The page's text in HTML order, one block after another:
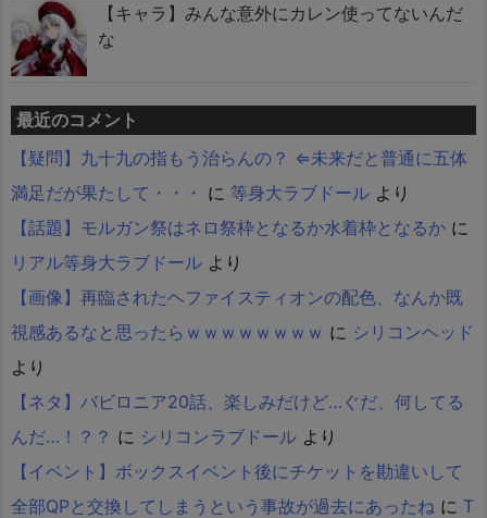
【キャラ】みんな意外にカレン使ってないんだ
な
最近のコメント
【疑問】九十九の指もう治らんの？ ⇐未来だと普通に五体
満足だが果たして・・・ に 等身大ラブドール より
【話題】モルガン祭はネロ祭枠となるか水着枠となるか に
リアル等身大ラブドール より
【画像】再臨されたヘファイスティオンの配色、なんか既
視感あるなと思ったらｗｗｗｗｗｗｗｗ に シリコンヘッド
より
【ネタ】バビロニア20話、楽しみだけど…ぐだ、何してる
んだ…！？？ に シリコンラブドール より
【イベント】ボックスイベント後にチケットを勘違いして
全部QPと交換してしまうという事故が過去にあったね に T